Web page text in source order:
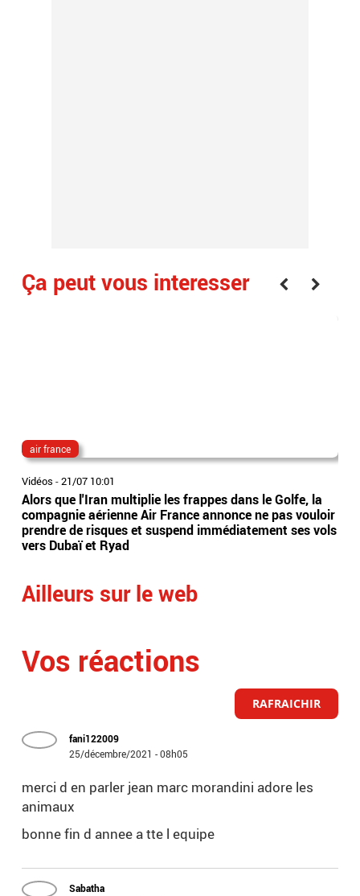
Ça peut vous interesser
air france
Vidéos -21/07 10:01
Alors que l'Iran multiplie les frappes dans le Golfe, la
compagnie aérienne Air France annonce ne pas vouloir
prendre de risques et suspend immédiatement ses vols
vers Dubaï et Ryad
Ailleurs sur le web
Vos réactions
RAFRAICHIR
fani122009
25/décembre/2021 - 08h05
merci d en parler jean marc morandini adore les
animaux
bonne fin d annee a tte l equipe
Sabatha